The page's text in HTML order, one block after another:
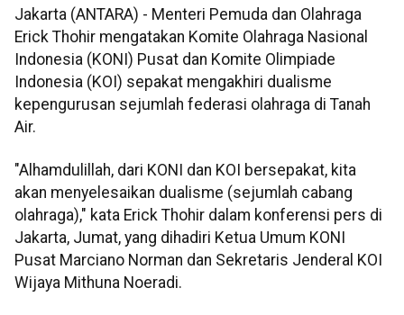
Jakarta (ANTARA) - Menteri Pemuda dan Olahraga
Erick Thohir mengatakan Komite Olahraga Nasional
Indonesia (KONI) Pusat dan Komite Olimpiade
Indonesia (KOI) sepakat mengakhiri dualisme
kepengurusan sejumlah federasi olahraga di Tanah
Air.
"Alhamdulillah, dari KONI dan KOI bersepakat, kita
akan menyelesaikan dualisme (sejumlah cabang
olahraga)," kata Erick Thohir dalam konferensi pers di
Jakarta, Jumat, yang dihadiri Ketua Umum KONI
Pusat Marciano Norman dan Sekretaris Jenderal KOI
Wijaya Mithuna Noeradi.